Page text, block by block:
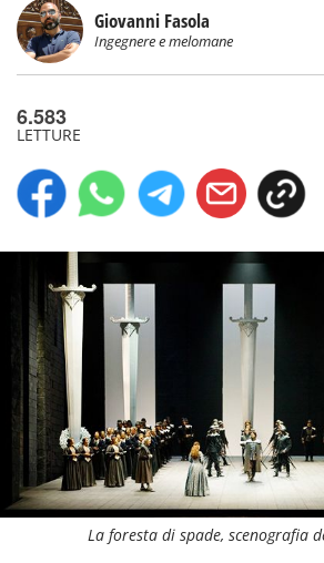
Giovanni Fasola
Ingegnere e melomane
6.583
LETTURE
La foresta di spade, scenografia